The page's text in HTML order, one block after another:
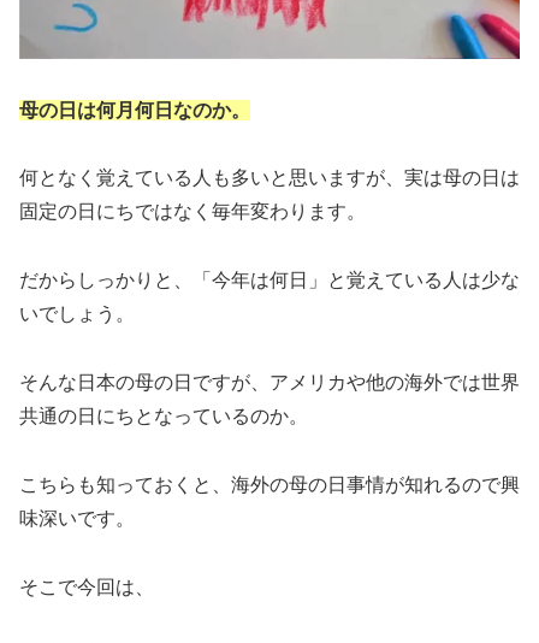
母の日は何月何日なのか。
何となく覚えている人も多いと思いますが、実は母の日は
固定の日にちではなく毎年変わります。
だからしっかりと、「今年は何日」と覚えている人は少な
いでしょう。
そんな日本の母の日ですが、アメリカや他の海外では世界
共通の日にちとなっているのか。
こちらも知っておくと、海外の母の日事情が知れるので興
味深いです。
そこで今回は、